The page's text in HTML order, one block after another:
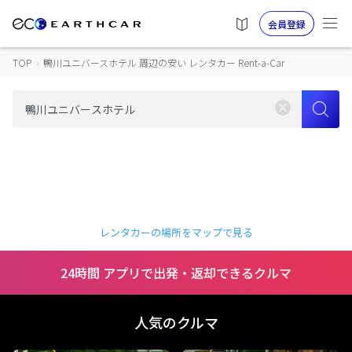
会員登録
TOP › 鴨川ユニバースホテル 周辺の安い レンタカー Rent-a-Car
レンタカーの場所をマップで見る
24時間 アプリで出発・返却できるクルマ
人気のクルマ